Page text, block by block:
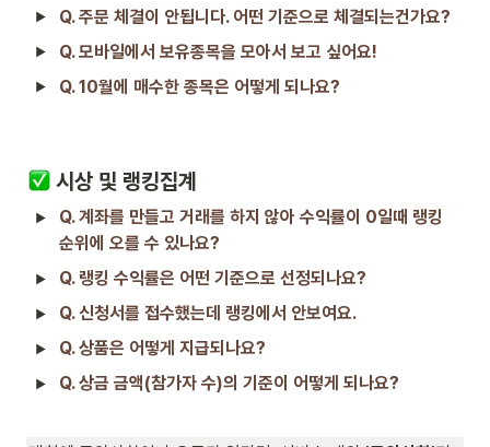
Q. 주문 체결이 안됩니다. 어떤 기준으로 체결되는건가요?
Q. 모바일에서 보유종목을 모아서 보고 싶어요!
Q. 10월에 매수한 종목은 어떻게 되나요?
시상 및 랭킹집계
Q. 계좌를 만들고 거래를 하지 않아 수익률이 0일때 랭킹
순위에 오를 수 있나요?
Q. 랭킹 수익률은 어떤 기준으로 선정되나요?
Q. 신청서를 접수했는데 랭킹에서 안보여요.
Q. 상품은 어떻게 지급되나요?
Q. 상금 금액(참가자 수)의 기준이 어떻게 되나요?